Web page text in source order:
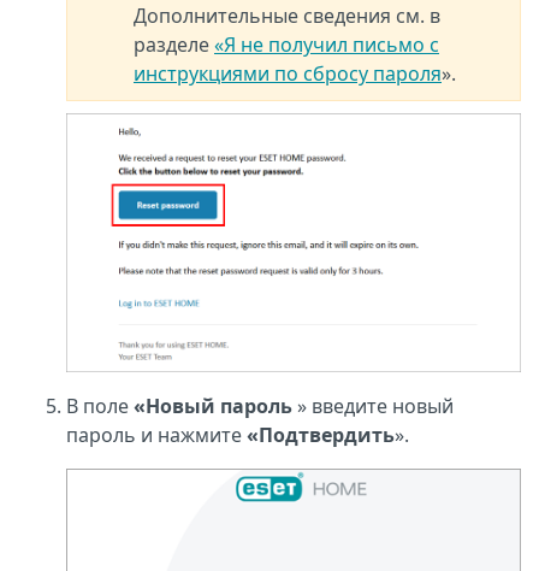
Дополнительные сведения см. в
разделе«Я не получил письмо с
инструкциями по сбросу пароля».
В поле«Новый пароль» введите новый
пароль и нажмите«Подтвердить».